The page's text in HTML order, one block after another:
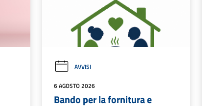
AVVISI
6 AGOSTO 2026
Bando per la fornitura e